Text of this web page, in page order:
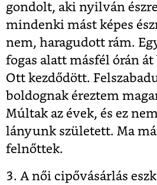
gondolt, aki nyilván
mindenki mást képes
nem, haragudott rám.
fogas alatt másfél órán
Ott kezdődött.
boldognak éreztem
Múltak az évek, és ez
lányunk született. Ma
felnőttek.
3. A női cipővásárlás